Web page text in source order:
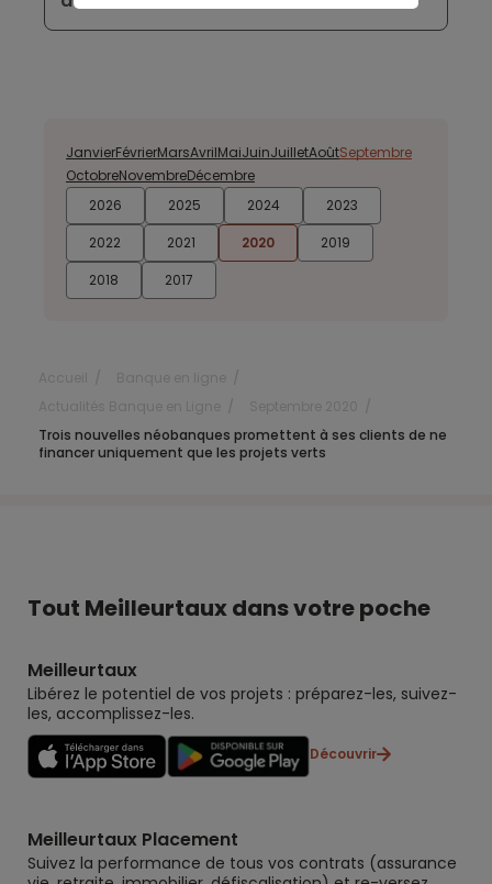
2026 2025 2024
2023
2022
2021 2020
2019
2018
2017
JanvierFévrierMarsAvrilMaiJuinJuilletAoûtSeptembre
OctobreNovembreDécembre
Trois nouvelles néobanques promettent à ses clients de ne
financer uniquement que les projets verts
Tout Meilleurtaux dans votre poche
Meilleurtaux
Libérez le potentiel de vos projets : préparez-les, suivez-
les, accomplissez-les.
Découvrir
Meilleurtaux Placement
Suivez la performance de tous vos contrats (assurance